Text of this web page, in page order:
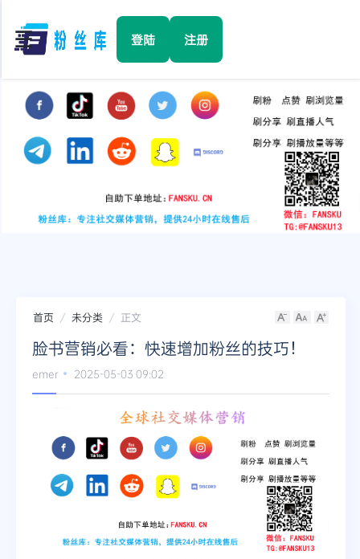
☰ 登陆 注册
Facebook
TikTok
YouTube
Twitter
Telegram
更多
首页 未分类 正文
脸书营销必看：快速增加粉丝的技巧！
emer 2025-05-03 09:02